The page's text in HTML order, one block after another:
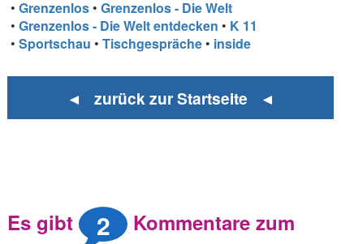
•Grenzenlos •Grenzenlos - Die Welt
•Grenzenlos - Die Welt entdecken • K 11
•Sportschau •Tischgespräche • inside
◄ zurück zur Startseite ◄
Es gibt 2
Kommentare zum